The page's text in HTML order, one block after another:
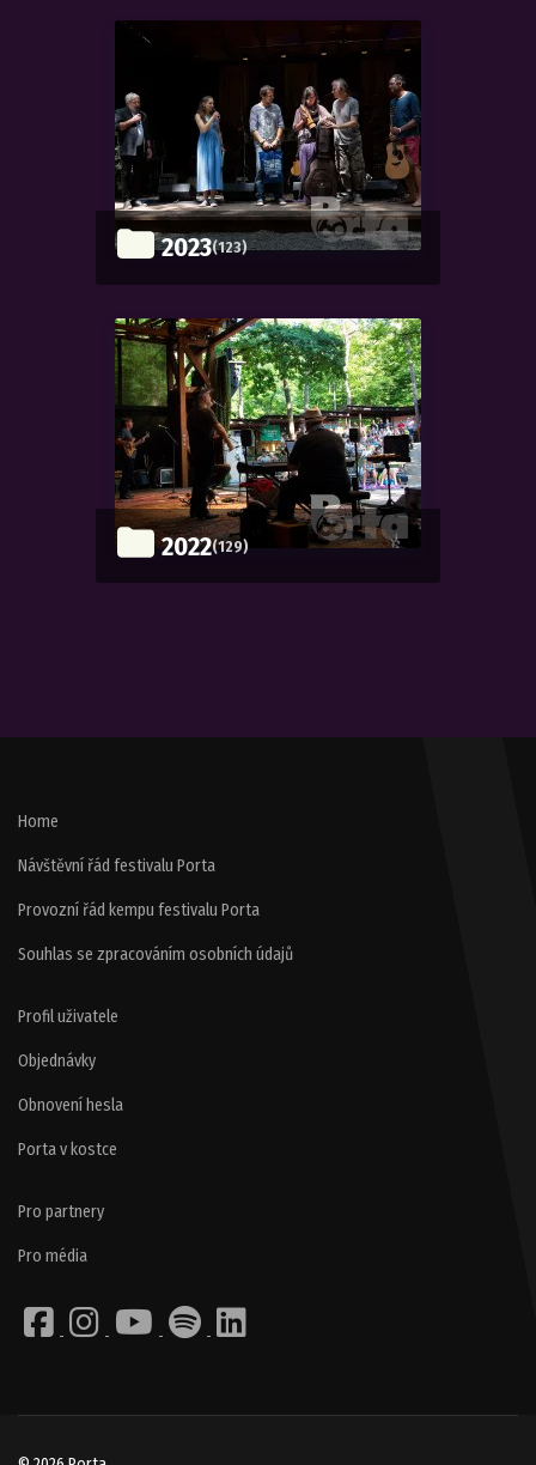
2023(123)
2022(129)
Home
Návštěvní řád festivalu Porta
Provozní řád kempu festivalu Porta
Souhlas se zpracováním osobních údajů
Profil uživatele
Objednávky
Obnovení hesla
Porta v kostce
Pro partnery
Pro média